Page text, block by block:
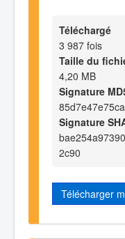
Téléchargé
3 987 fois
Taille du
4,20 MB
Signature
Signature
2c90
Télécharger